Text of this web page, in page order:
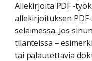
Allekirjoita PDF
allekirjoituksen
selaimessa. Jos
tilanteissa –
tai palautettavia